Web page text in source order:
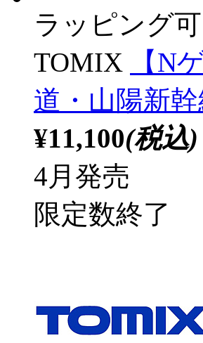
ラッピング可
TOMIX
【N
道・山陽新
¥11,100(税込)
4月発売
限定数終了